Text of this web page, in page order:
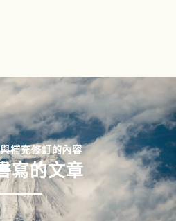
補充修訂的內容
寫的文章